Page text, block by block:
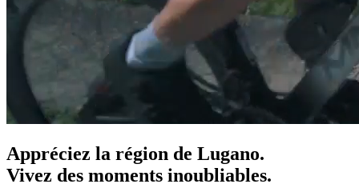
Appréciez la région de Lugano.
Vivez des moments inoubliables.